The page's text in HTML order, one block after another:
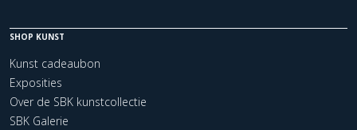
SHOP KUNST
Kunst cadeaubon
Exposities
Over de SBK kunstcollectie
SBK Galerie